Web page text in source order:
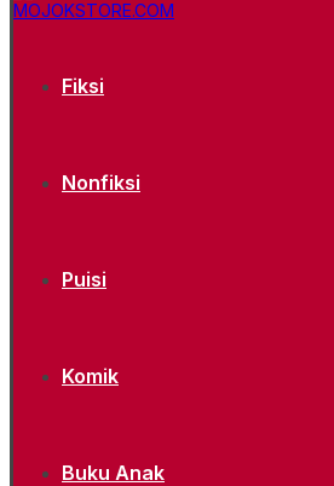
Fiksi
Nonfiksi
Puisi
Komik
Buku Anak